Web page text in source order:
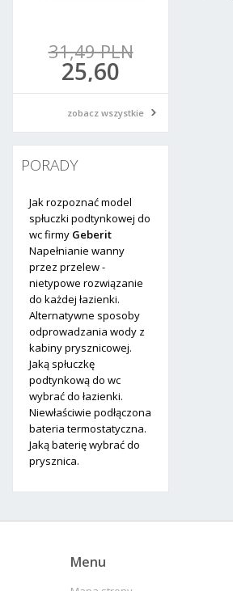
31,49 PLN
25,60
PLN
zobacz wszystkie
PORADY
Jak rozpoznać model
spłuczki podtynkowej do
wc firmy Geberit
Napełnianie wanny
przez przelew -
nietypowe rozwiązanie
do każdej łazienki.
Alternatywne sposoby
odprowadzania wody z
kabiny prysznicowej.
Jaką spłuczkę
podtynkową do wc
wybrać do łazienki.
Niewłaściwie podłączona
bateria termostatyczna.
Jaką baterię wybrać do
prysznica.
Menu